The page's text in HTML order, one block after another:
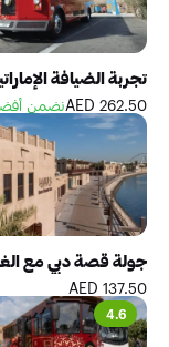
تجربة الضيافة
262.50 AED نضمن
137.50 AED
4.6